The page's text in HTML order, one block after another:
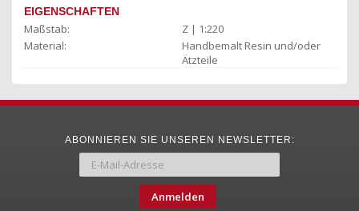
EIGENSCHAFTEN
Maßstab:
Z | 1:220
Material:
Handbemalt Resin und/oder
Ätzteile
ABONNIEREN SIE UNSEREN NEWSLETTER:
Anmelden